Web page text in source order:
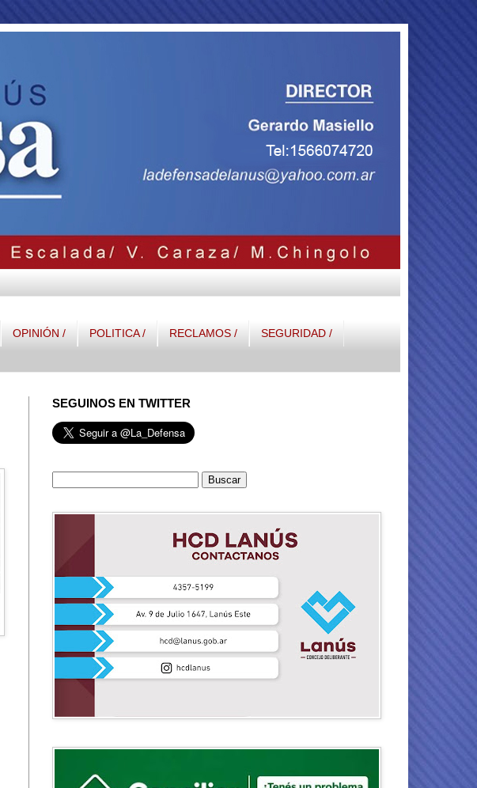
OPINIÓN / POLITICA / RECLAMOS / SEGURIDAD /
SEGUINOS EN TWITTER